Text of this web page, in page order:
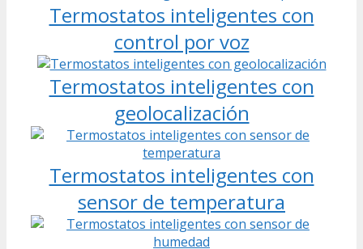
Termostatos inteligentes con
control por voz
Termostatos inteligentes con
geolocalización
Termostatos inteligentes con
sensor de temperatura